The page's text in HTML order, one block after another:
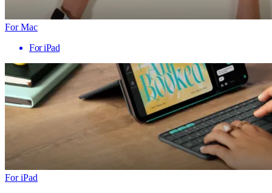
For Mac
For iPad
For iPad